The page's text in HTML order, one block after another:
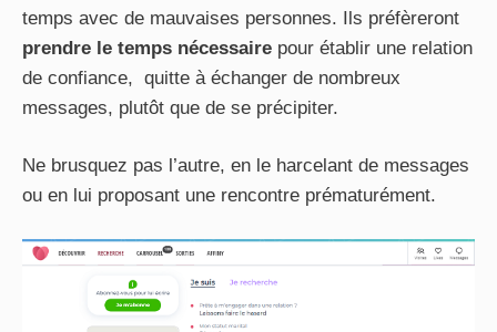
temps avec de mauvaises personnes. Ils préfèreront
prendre le temps nécessaire pour établir une relation
de confiance, quitte à échanger de nombreux
messages, plutôt que de se précipiter.
Ne brusquez pas l’autre, en le harcelant de messages
ou en lui proposant une rencontre prématurément.